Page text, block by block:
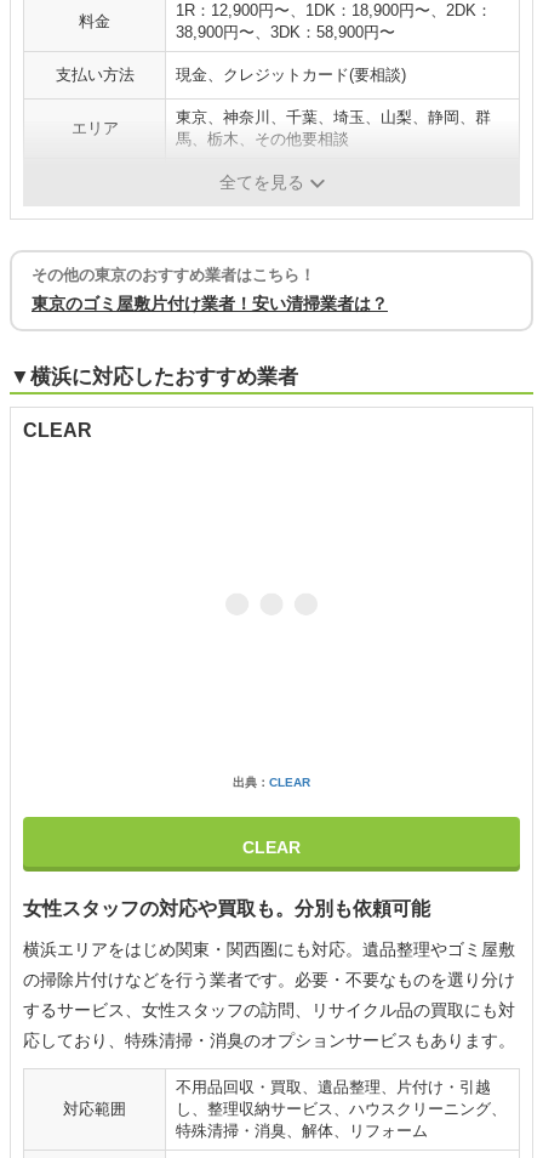
料金
1R：12,900円〜、1DK：18,900円〜、2DK：
38,900円〜、3DK：58,900円〜
支払い方法 現金、クレジットカード(要相談)
エリア
東京、神奈川、千葉、埼玉、山梨、静岡、群
馬、栃木、その他要相談
全てを見る
その他の東京のおすすめ業者はこちら！
東京のゴミ屋敷片付け業者！安い清掃業者は？
▼横浜に対応したおすすめ業者
CLEAR
出典： CLEAR
CLEAR
女性スタッフの対応や買取も。分別も依頼可能
横浜エリアをはじめ関東・関西圏にも対応。遺品整理やゴミ屋敷
の掃除片付けなどを行う業者です。必要・不要なものを選り分け
するサービス、女性スタッフの訪問、リサイクル品の買取にも対
応しており、特殊清掃・消臭のオプションサービスもあります。
対応範囲
不用品回収・買取、遺品整理、片付け・引越
し、整理収納サービス、ハウスクリーニング、
特殊清掃・消臭、解体、リフォーム